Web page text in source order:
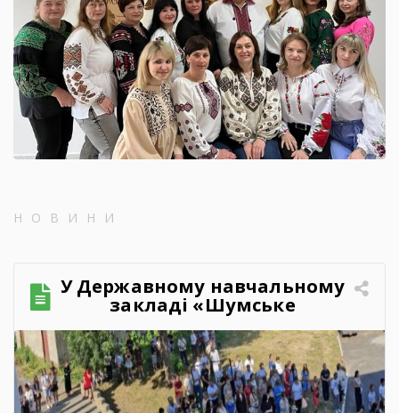
НОВИНИ
У Державному навчальному
закладі «Шумське
професійно-технічне
училище» відбувся
зворушливий випускний
захід – 2026